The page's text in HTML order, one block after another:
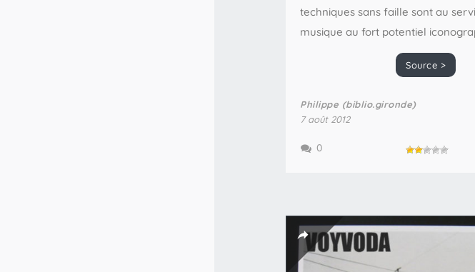
techniques sans faille sont au
musique au fort potentiel
Source >
Philippe (biblio.gironde)
7 août 2012
0